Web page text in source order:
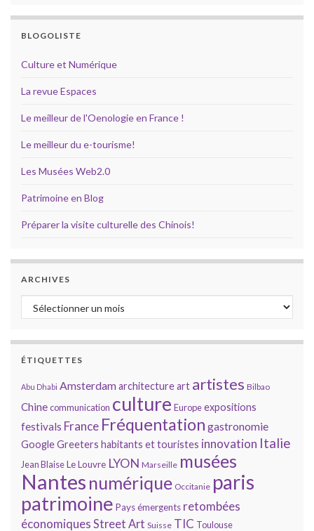
BLOGOLISTE
Culture et Numérique
La revue Espaces
Le meilleur de l'Oenologie en France !
Le meilleur du e-tourisme!
Les Musées Web2.0
Patrimoine en Blog
Préparer la visite culturelle des Chinois!
ARCHIVES
Archives
ÉTIQUETTES
Abu Dhabi Amsterdamarchitectureart artistes Bilbao
Chinecommunication culture Europeexpositions
festivals France Fréquentation gastronomie
GoogleGreeters habitants et touristes innovation Italie
Jean BlaiseLe Louvre LYON Marseille musées
Nantes numérique Occitanie paris
patrimoine Pays émergents retombées
économiques Street Art Suisse TIC Toulouse